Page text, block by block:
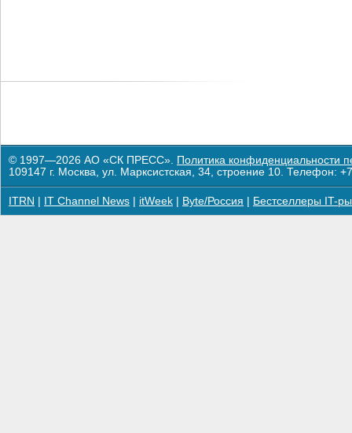
© 1997—2026 АО «СК ПРЕСС». Политика конфиденциальности
109147 г. Москва, ул. Марксистская, 34, строение 10. Телефон:
ITRN IT Channel News itWeek Byte/Россия Бестселлеры IT-